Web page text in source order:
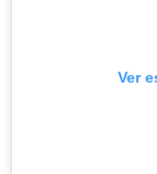
Ver